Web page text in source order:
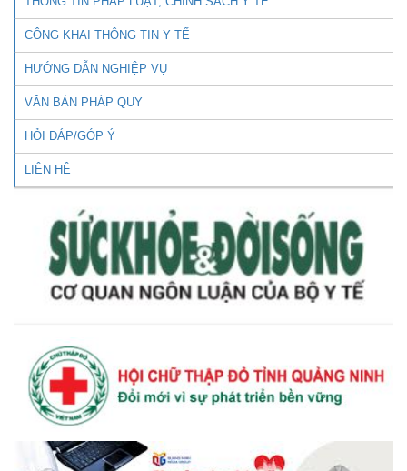
CÔNG KHAI THÔNG TIN Y TẾ
HƯỚNG DẪN NGHIỆP VỤ
VĂN BẢN PHÁP QUY
HỎI ĐÁP/GÓP Ý
LIÊN HỆ